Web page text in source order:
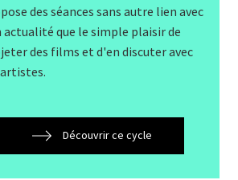
des séances sans autre lien avec
actualité que le simple plaisir de
des films et d'en discuter avec
Découvrir ce cycle